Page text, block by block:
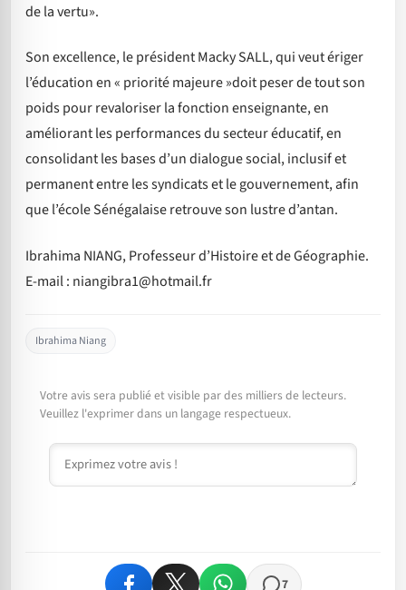
de la vertu».
Son excellence, le président Macky SALL, qui veut ériger
l’éducation en « priorité majeure »doit peser de tout son
poids pour revaloriser la fonction enseignante, en
améliorant les performances du secteur éducatif, en
consolidant les bases d’un dialogue social, inclusif et
permanent entre les syndicats et le gouvernement, afin
que l’école Sénégalaise retrouve son lustre d’antan.
Ibrahima NIANG, Professeur d’Histoire et de Géographie.
E-mail : niangibra1@hotmail.fr
Ibrahima Niang
Votre avis sera publié et visible par des milliers de lecteurs.
Veuillez l'exprimer dans un langage respectueux.
Commentaire
7